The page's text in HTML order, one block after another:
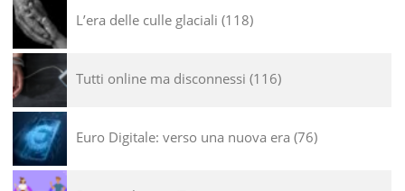
L’era delle culle glaciali 118
Tutti online ma disconnessi 116
Euro Digitale: verso una nuova era 76